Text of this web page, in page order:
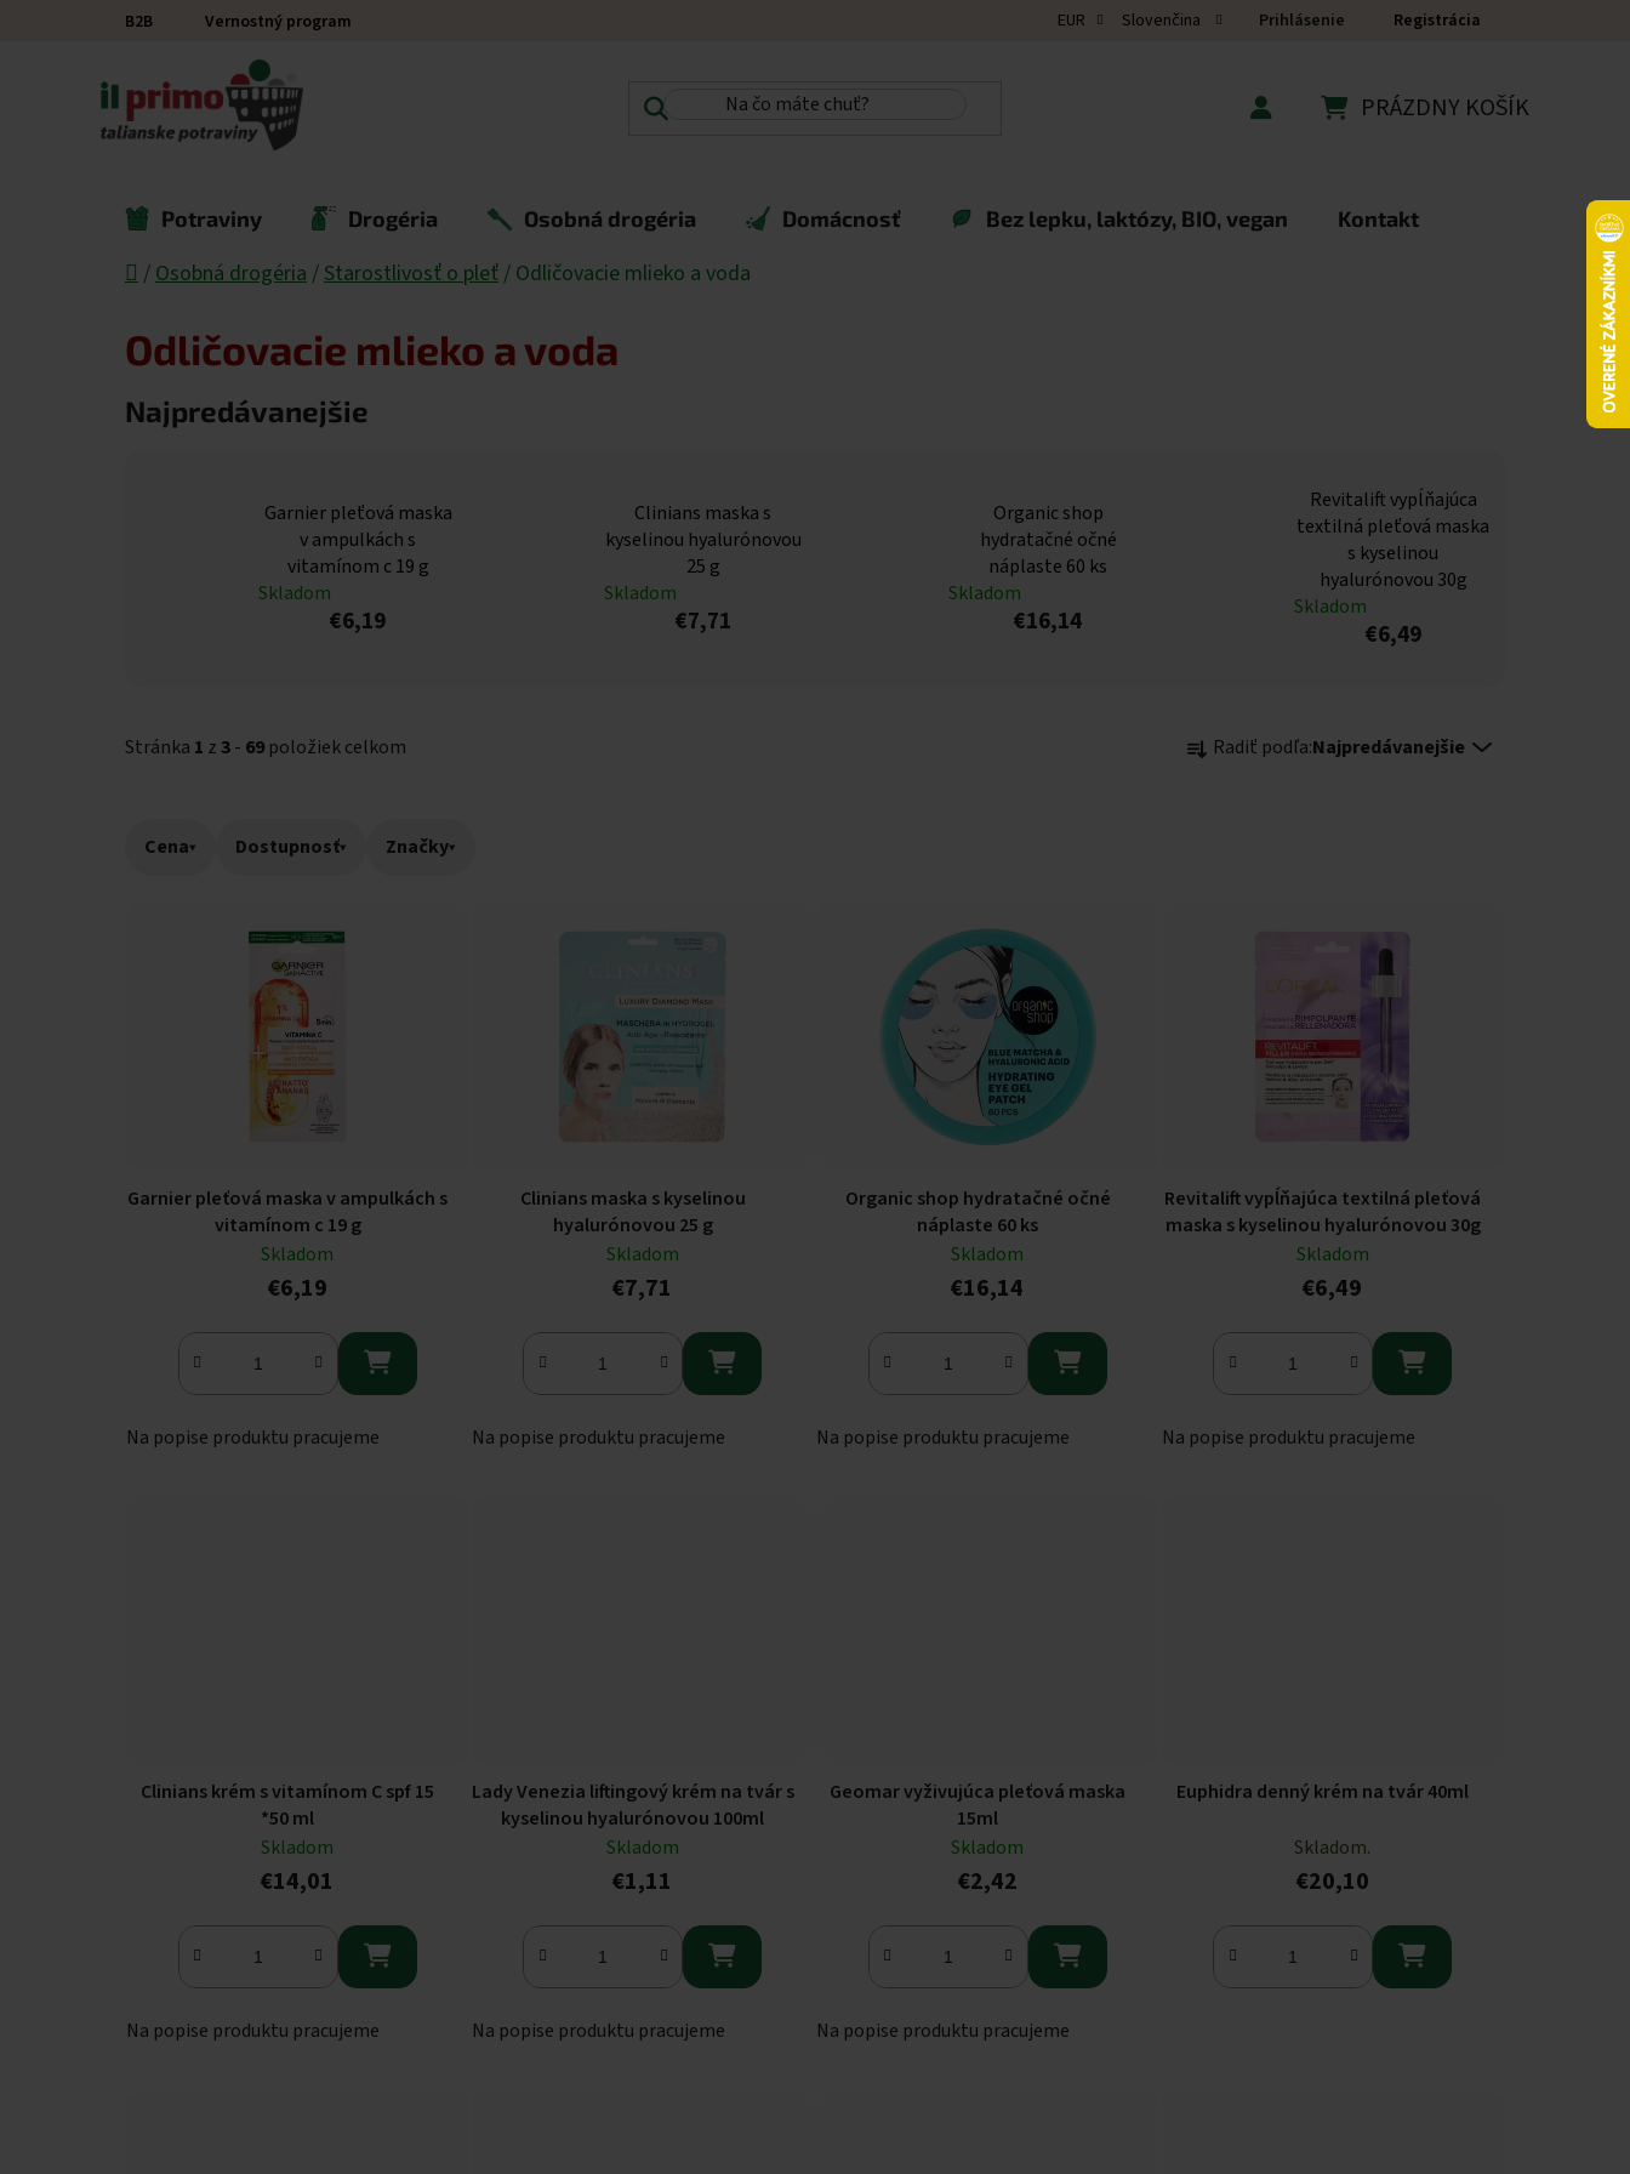
Prejsť na obsahB2B Vernostný program EUR Slovenčina Prihlásenie Registrácia
PRÁZDNY KOŠÍK
Potraviny Drogéria Osobná drogéria Domácnosť Bez lepku, laktózy, BIO, vegan Kontakt
Domov
/ Osobná drogéria / Starostlivosť o pleť / Odličovacie mlieko a voda
Odličovacie mlieko a voda
Najpredávanejšie
Garnier pleťová maska
v ampulkách s
vitamínom c 19 g
Skladom
€6,19
Clinians maska s
kyselinou hyalurónovou
25 g
Skladom
€7,71
Organic shop
hydratačné očné
náplaste 60 ks
Skladom
€16,14
Revitalift vypĺňajúca
textilná pleťová maska
s kyselinou
hyalurónovou 30g
Skladom
€6,49
Stránka 1 z3- 69 položiek celkom Radiť podľa:Najpredávanejšie
Cena▾ Dostupnosť▾ Značky▾
Garnier pleťová maska v ampulkách s
vitamínom c 19 g
Skladom
€6,19

Na popise produktu pracujeme
Clinians maska s kyselinou
hyalurónovou 25 g
Skladom
€7,71

Na popise produktu pracujeme
Organic shop hydratačné očné
náplaste 60 ks
Skladom
€16,14

Na popise produktu pracujeme
Revitalift vypĺňajúca textilná pleťová
maska s kyselinou hyalurónovou 30g
Skladom
€6,49

Na popise produktu pracujeme
Clinians krém s vitamínom C spf 15
*50 ml
Skladom
€14,01

Na popise produktu pracujeme
Lady Venezia liftingový krém na tvár s
kyselinou hyalurónovou 100ml
Skladom
€1,11

Na popise produktu pracujeme
Geomar vyživujúca pleťová maska
15ml
Skladom
€2,42

Na popise produktu pracujeme
Euphidra denný krém na tvár 40ml
Skladom.
€20,10
